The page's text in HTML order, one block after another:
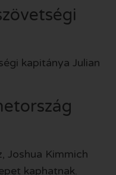
kapitánya Julian
Joshua Kimmich
kaphatnak.